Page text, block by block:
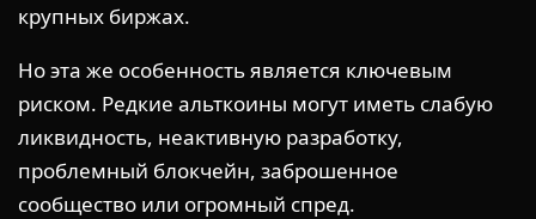
крупных биржах.
Но эта же особенность является ключевым
риском. Редкие альткоины могут иметь слабую
ликвидность, неактивную разработку,
проблемный блокчейн, заброшенное
сообщество или огромный спред.